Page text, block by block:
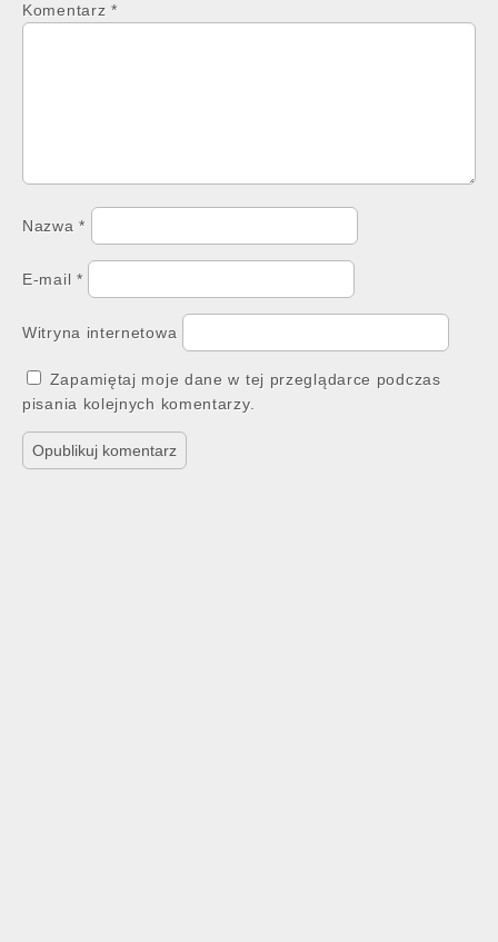
Komentarz *
Nazwa*
E-mail *
Witryna internetowa
Zapamiętaj moje dane w tej przeglądarce podczas
pisania kolejnych komentarzy.